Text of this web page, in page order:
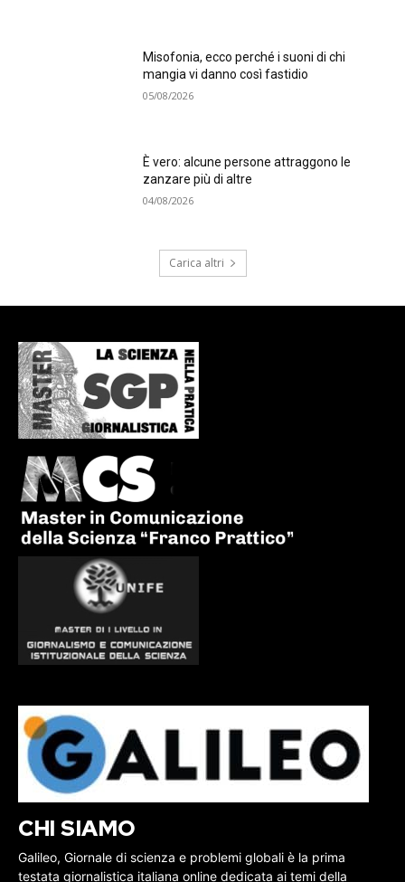
Misofonia, ecco perché i suoni di chi
mangia vi danno così fastidio
05/08/2026
È vero: alcune persone attraggono le
zanzare più di altre
04/08/2026
Carica altri
CHI SIAMO
Galileo, Giornale di scienza e problemi globali è la prima
testata giornalistica italiana online dedicata ai temi della